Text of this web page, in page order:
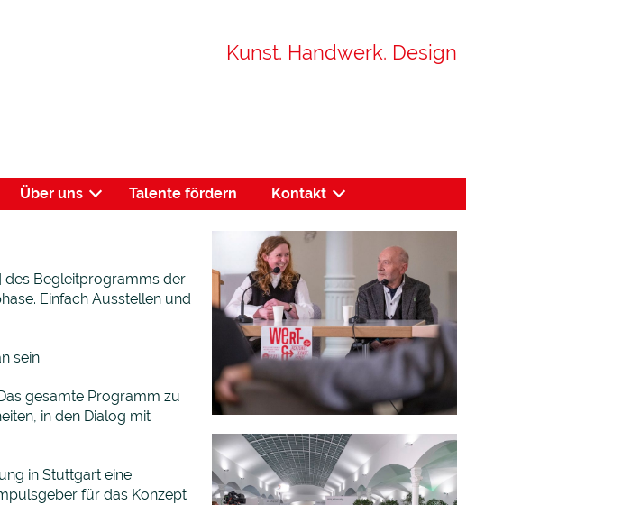
Kunst. Handwerk. Design
Über uns Talente fördern Kontakt
des Begleitprogramms der
Einfach Ausstellen und
sein.
gesamte Programm zu
in den Dialog mit
in Stuttgart eine
für das Konzept